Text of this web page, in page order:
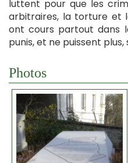
luttent pour que les
arbitraires, la torture et
ont cours partout dans
punis, et ne puissent
Photos